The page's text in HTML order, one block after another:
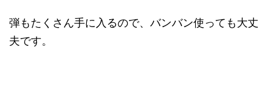
弾もたくさん手に入るので、バンバン使っても大丈
夫です。